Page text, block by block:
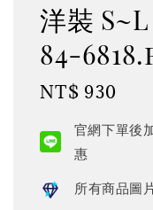
洋裝
84-
Regular
NT$ 930
官網下單後
惠
所有商品圖